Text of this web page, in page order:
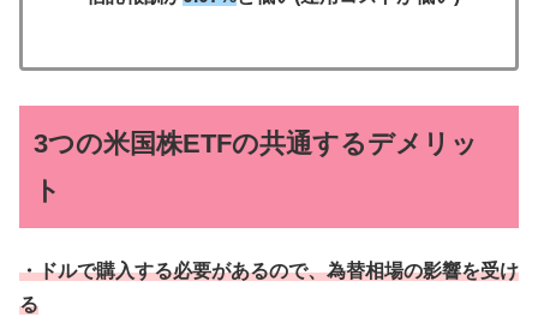
3つの米国株ETFの共通するデメリッ
ト
・ドルで購入する必要があるので、為替相場の影響を受け
る